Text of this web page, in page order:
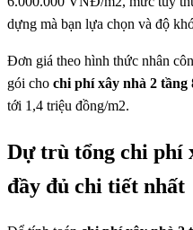
dựng mà bạn lựa chọn và độ
Đơn giá theo hình thức nhân
gói cho chi phí xây nhà 2 tầng
tới 1,4 triệu đồng/m2.
Dự trù tổng chi phí
đầy đủ chi tiết nhất